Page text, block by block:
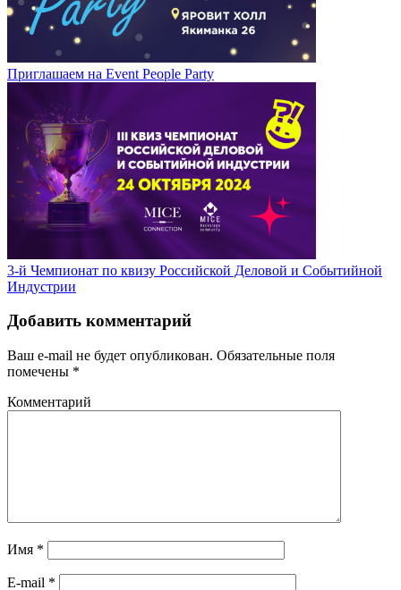
Приглашаем на Event People Party
3-й Чемпионат по квизу Российской Деловой и Событийной
Индустрии
Добавить комментарий
Ваш e-mail не будет опубликован. Обязательные поля
помечены *
Комментарий
Имя *
E-mail *